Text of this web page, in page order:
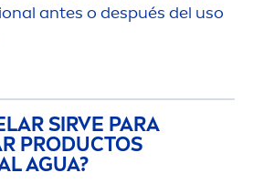
antes o después del uso
SIRVE PARA
PRODUCTOS
AGUA?